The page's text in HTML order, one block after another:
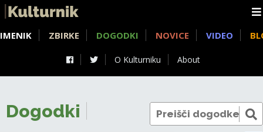
O Kulturniku About
IMENIK ZBIRKE DOGODKI NOVICE VIDEO
Dogodki